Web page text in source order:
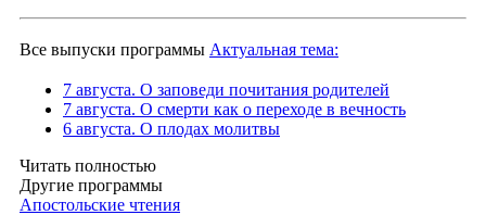
Все выпуски программы Актуальная тема:
7 августа. О заповеди почитания родителей
7 августа. О смерти как о переходе в вечность
6 августа. О плодах молитвы
Читать полностью
Другие программы
Апостольские чтения